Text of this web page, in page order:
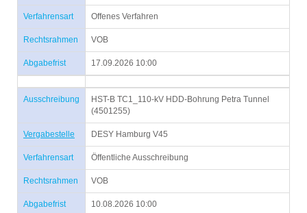
Verfahrensart Offenes Verfahren
Rechtsrahmen VOB
Abgabefrist 17.09.2026 10:00
Ausschreibung
HST-B TC1_110-kV HDD-Bohrung Petra Tunnel
(4501255)
Vergabestelle DESY Hamburg V45
Verfahrensart Öffentliche Ausschreibung
Rechtsrahmen VOB
Abgabefrist 10.08.2026 10:00